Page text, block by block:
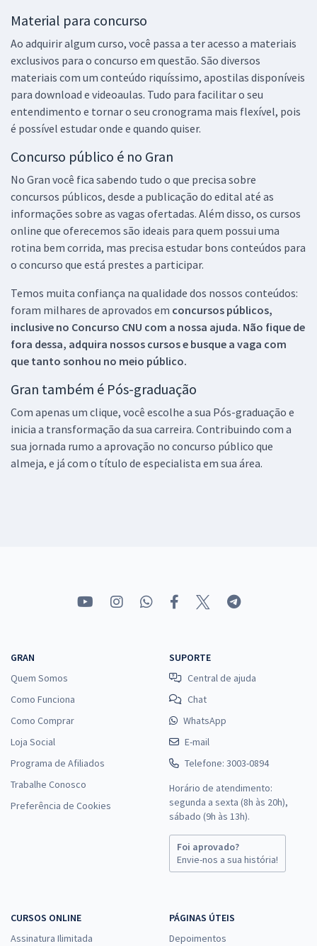
Material para concurso
Ao adquirir algum curso, você passa a ter acesso a materiais
exclusivos para o concurso em questão. São diversos
materiais com um conteúdo riquíssimo, apostilas disponíveis
para download e videoaulas. Tudo para facilitar o seu
entendimento e tornar o seu cronograma mais flexível, pois
é possível estudar onde e quando quiser.
Concurso público é no Gran
No Gran você fica sabendo tudo o que precisa sobre
concursos públicos, desde a publicação do edital até as
informações sobre as vagas ofertadas. Além disso, os cursos
online que oferecemos são ideais para quem possui uma
rotina bem corrida, mas precisa estudar bons conteúdos para
o concurso que está prestes a participar.
Temos muita confiança na qualidade dos nossos conteúdos:
foram milhares de aprovados em concursos públicos,
inclusive no Concurso CNU com a nossa ajuda. Não fique de
fora dessa, adquira nossos cursos e busque a vaga com
que tanto sonhou no meio público.
Gran também é Pós-graduação
Com apenas um clique, você escolhe a sua Pós-graduação e
inicia a transformação da sua carreira. Contribuindo com a
sua jornada rumo a aprovação no concurso público que
almeja, e já com o título de especialista em sua área.
GRAN
Quem Somos
Como Funciona
Como Comprar
Loja Social
Programa de Afiliados
Trabalhe Conosco
Preferência de Cookies
SUPORTE
Central de ajuda
Chat
WhatsApp
E-mail
Telefone: 3003-0894
Horário de atendimento:
segunda a sexta (8h às 20h),
sábado (9h às 13h).
Foi aprovado?
Envie-nos a sua história!
CURSOS ONLINE
Assinatura Ilimitada
PÁGINAS ÚTEIS
Depoimentos